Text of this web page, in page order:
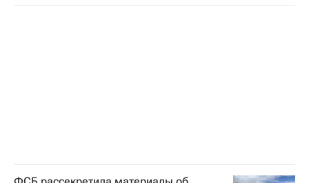
Министерство строительства и жилищно-коммунального хозяйства РФ (Минстрой России)